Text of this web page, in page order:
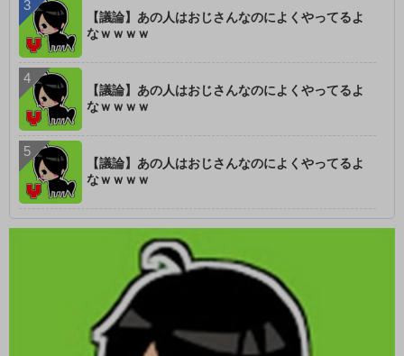
【議論】あの人はおじさんなのによくやってるよ
なｗｗｗｗ
【議論】あの人はおじさんなのによくやってるよ
なｗｗｗｗ
【議論】あの人はおじさんなのによくやってるよ
なｗｗｗｗ